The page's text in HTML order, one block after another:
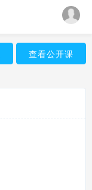
查看公开课